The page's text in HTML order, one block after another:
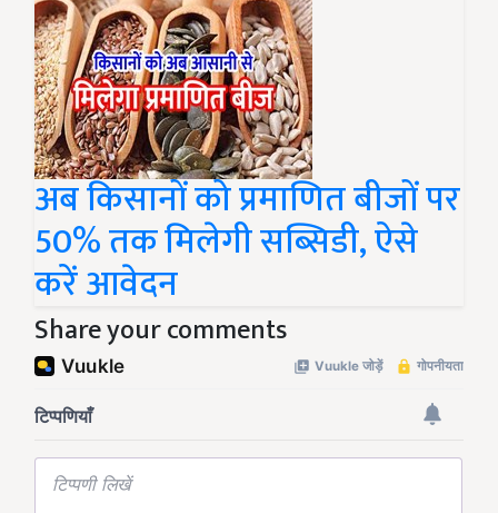
अब किसानों को प्रमाणित बीजों पर
50% तक मिलेगी सब्सिडी, ऐसे
करें आवेदन
Share your comments